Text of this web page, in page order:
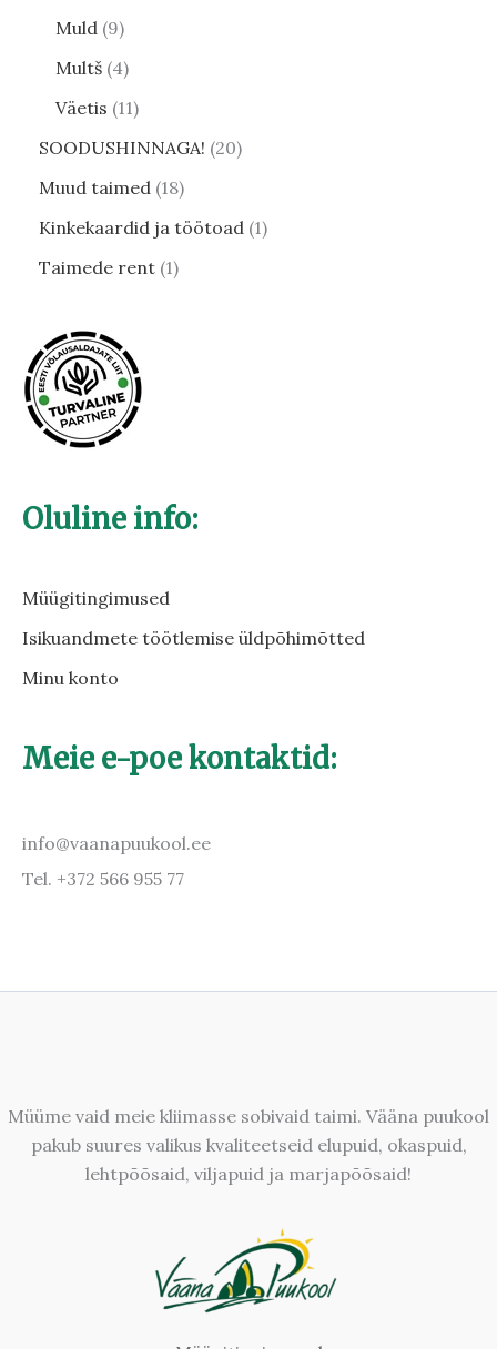
Muld 9
Multš 4
Väetis 11
SOODUSHINNAGA! 20
Muud taimed 18
Kinkekaardid ja töötoad 1
Taimede rent 1
Oluline info:
Müügitingimused
Isikuandmete töötlemise üldpõhimõtted
Minu konto
Meie e-poe kontaktid:
info@vaanapuukool.ee
Tel. +372 566 955 77
Müüme vaid meie kliimasse sobivaid taimi. Vääna puukool
pakub suures valikus kvaliteetseid elupuid, okaspuid,
lehtpõõsaid, viljapuid ja marjapõõsaid!